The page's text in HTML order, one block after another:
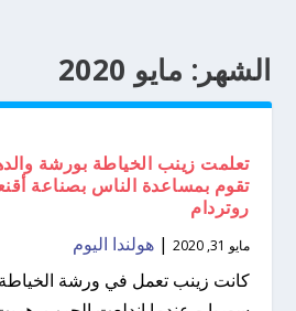
الشهر: مايو 2020
تعلمت زينب الخياطة بورشة
تقوم بمساعدة الناس بصناعة
روتردام
مايو 31, 2020 |هولندا اليوم
كانت زينب تعمل في ورشة الخياطة